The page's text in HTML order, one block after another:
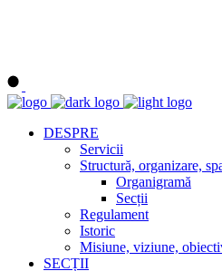
DESPRE
Servicii
Structură, organizare,
Organigramă
Secții
Regulament
Istoric
Misiune, viziune,
SECȚII